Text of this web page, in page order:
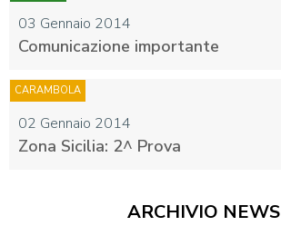
03 Gennaio 2014
Comunicazione importante
02 Gennaio 2014
CARAMBOLA
Zona Sicilia: 2^ Prova
ARCHIVIO NEWS